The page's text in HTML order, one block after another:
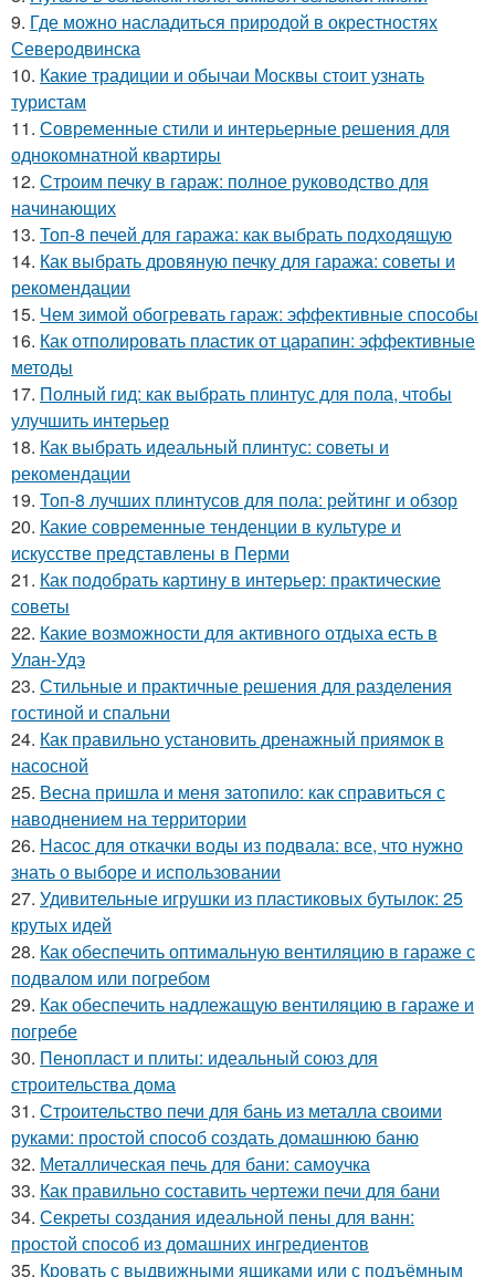
9. Где можно насладиться природой в окрестностях
Северодвинска
10. Какие традиции и обычаи Москвы стоит узнать
туристам
11. Современные стили и интерьерные решения для
однокомнатной квартиры
12. Строим печку в гараж: полное руководство для
начинающих
13. Топ-8 печей для гаража: как выбрать подходящую
14. Как выбрать дровяную печку для гаража: советы и
рекомендации
15. Чем зимой обогревать гараж: эффективные способы
16. Как отполировать пластик от царапин: эффективные
методы
17. Полный гид: как выбрать плинтус для пола, чтобы
улучшить интерьер
18. Как выбрать идеальный плинтус: советы и
рекомендации
19. Топ-8 лучших плинтусов для пола: рейтинг и обзор
20. Какие современные тенденции в культуре и
искусстве представлены в Перми
21. Как подобрать картину в интерьер: практические
советы
22. Какие возможности для активного отдыха есть в
Улан-Удэ
23. Стильные и практичные решения для разделения
гостиной и спальни
24. Как правильно установить дренажный приямок в
насосной
25. Весна пришла и меня затопило: как справиться с
наводнением на территории
26. Насос для откачки воды из подвала: все, что нужно
знать о выборе и использовании
27. Удивительные игрушки из пластиковых бутылок: 25
крутых идей
28. Как обеспечить оптимальную вентиляцию в гараже с
подвалом или погребом
29. Как обеспечить надлежащую вентиляцию в гараже и
погребе
30. Пенопласт и плиты: идеальный союз для
строительства дома
31. Строительство печи для бань из металла своими
руками: простой способ создать домашнюю баню
32. Металлическая печь для бани: самоучка
33. Как правильно составить чертежи печи для бани
34. Секреты создания идеальной пены для ванн:
простой способ из домашних ингредиентов
35. Кровать с выдвижными ящиками или с подъёмным